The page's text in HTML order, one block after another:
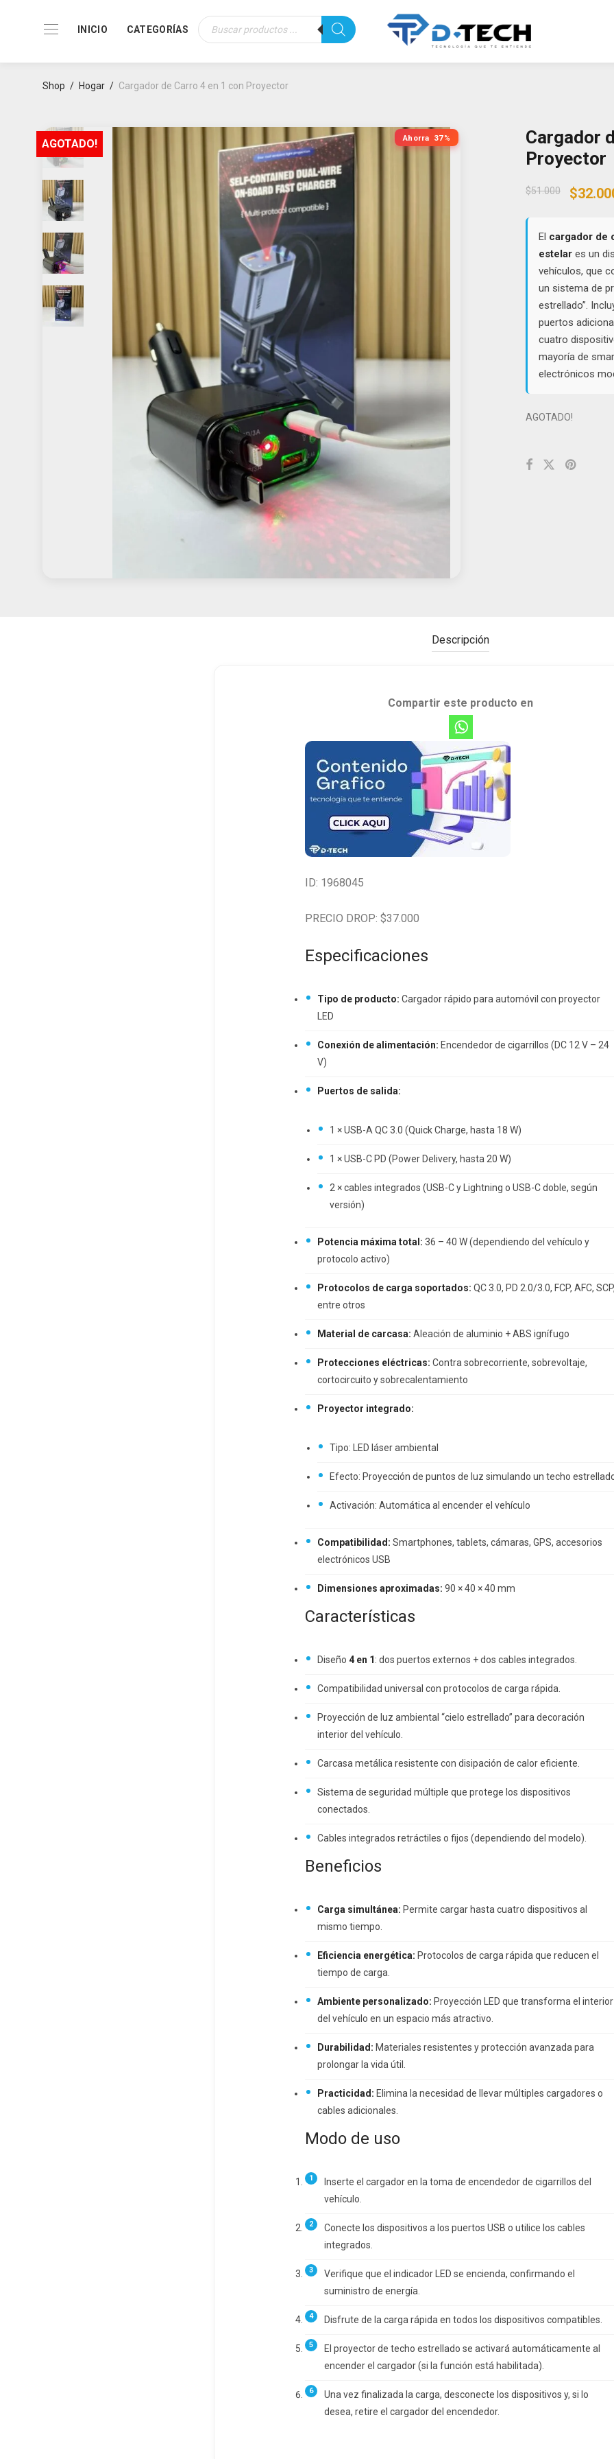
INICIO CATEGORÍAS
Búsqueda
de
Shop / Hogar / Cargador de Carro 4 en 1 con Proyector
Ahorra 37%
AGOTADO!
Cargador
Proyector
$51.000 $
El cargador de
estelar es un
vehículos, que
un sistema de
estrellado”.
puertos
cuatro
mayoría de
electrónicos
AGOTADO!
Descripción
Compartir este producto en
ID: 1968045
PRECIO DROP: $37.000
Especificaciones
Tipo de producto: Cargador rápido para automóvil con proyector
LED
Conexión de alimentación: Encendedor de cigarrillos (DC 12 V – 24
V)
Puertos de salida:
1 × USB-A QC 3.0 (Quick Charge, hasta 18 W)
1 × USB-C PD (Power Delivery, hasta 20 W)
2 × cables integrados (USB-C y Lightning o USB-C doble, según
versión)
Potencia máxima total: 36 – 40 W (dependiendo del vehículo y
protocolo activo)
Protocolos de carga soportados: QC 3.0, PD 2.0/3.0, FCP, AFC,
entre otros
Material de carcasa: Aleación de aluminio + ABS ignífugo
Protecciones eléctricas: Contra sobrecorriente, sobrevoltaje,
cortocircuito y sobrecalentamiento
Proyector integrado:
Tipo: LED láser ambiental
Efecto: Proyección de puntos de luz simulando un techo
Activación: Automática al encender el vehículo
Compatibilidad: Smartphones, tablets, cámaras, GPS, accesorios
electrónicos USB
Dimensiones aproximadas: 90 × 40 × 40 mm
Características
Diseño 4 en 1: dos puertos externos + dos cables integrados.
Compatibilidad universal con protocolos de carga rápida.
Proyección de luz ambiental “cielo estrellado” para decoración
interior del vehículo.
Carcasa metálica resistente con disipación de calor eficiente.
Sistema de seguridad múltiple que protege los dispositivos
conectados.
Cables integrados retráctiles o fijos (dependiendo del modelo).
Beneficios
Carga simultánea: Permite cargar hasta cuatro dispositivos al
mismo tiempo.
Eficiencia energética: Protocolos de carga rápida que reducen el
tiempo de carga.
Ambiente personalizado: Proyección LED que transforma el interior
del vehículo en un espacio más atractivo.
Durabilidad: Materiales resistentes y protección avanzada para
prolongar la vida útil.
Practicidad: Elimina la necesidad de llevar múltiples cargadores o
cables adicionales.
Modo de uso
Inserte el cargador en la toma de encendedor de cigarrillos del
vehículo.
Conecte los dispositivos a los puertos USB o utilice los cables
integrados.
Verifique que el indicador LED se encienda, confirmando el
suministro de energía.
Disfrute de la carga rápida en todos los dispositivos compatibles.
El proyector de techo estrellado se activará automáticamente al
encender el cargador (si la función está habilitada).
Una vez finalizada la carga, desconecte los dispositivos y, si lo
desea, retire el cargador del encendedor.